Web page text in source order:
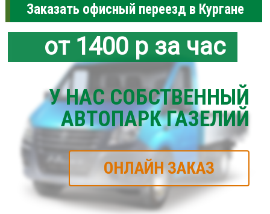
Заказать офисный переезд в Кургане
от 1400 р за час
У НАС СОБСТВЕННЫЙ
АВТОПАРК ГАЗЕЛИЙ
ОНЛАЙН ЗАКАЗ